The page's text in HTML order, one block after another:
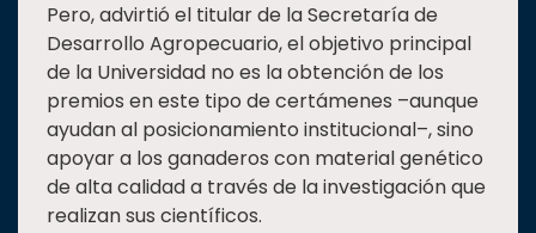
Pero, advirtió el titular de la Secretaría de
Desarrollo Agropecuario, el objetivo principal
de la Universidad no es la obtención de los
premios en este tipo de certámenes –aunque
ayudan al posicionamiento institucional–, sino
apoyar a los ganaderos con material genético
de alta calidad a través de la investigación que
realizan sus científicos.